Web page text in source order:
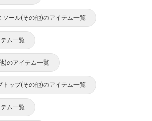
ソール(その他)のアイテム一覧
ム一覧
)のアイテム一覧
トップ(その他)のアイテム一覧
ム一覧